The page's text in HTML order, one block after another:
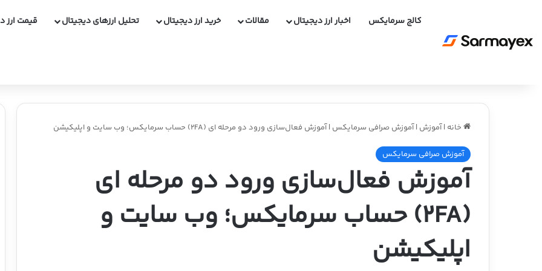
کالج سرمایکس اخبار ارز دیجیتال مقالات خرید ارز دیجیتال تحلیل ارزهای دیجیتال قیمت ارز
خانه | آموزش | آموزش صرافی سرمایکس | آموزش فعال‌سازی ورود دو مرحله ای (2FA) حساب سرمایکس؛ وب سایت و اپلیکیشن
آموزش صرافی سرمایکس
آموزش فعال‌سازی ورود دو مرحله ای
(2FA) حساب سرمایکس؛ وب سایت و
اپلیکیشن